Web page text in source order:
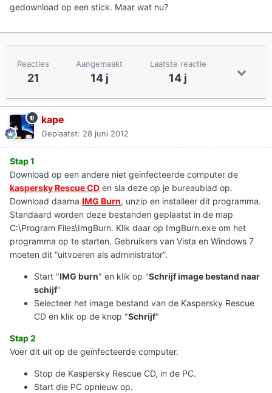
gedownload op een stick. Maar wat nu?
Reacties
21
Aangemaakt
14 j
Laatste reactie
14 j
kape
Geplaatst: 28 juni 2012
Stap 1
Download op een andere niet geïnfecteerde computer de
kaspersky Rescue CD en sla deze op je bureaublad op.
Download daarna IMG Burn, unzip en installeer dit programma.
Standaard worden deze bestanden geplaatst in de map
C:\Program Files\ImgBurn. Klik daar op ImgBurn.exe om het
programma op te starten. Gebruikers van Vista en Windows 7
moeten dit “uitvoeren als administrator”.
Start "IMG burn" en klik op "Schrijf image bestand naar
schijf"
Selecteer het image bestand van de Kaspersky Rescue
CD en klik op de knop "Schrijf"
Stap 2
Voer dit uit op de geïnfecteerde computer.
Stop de Kaspersky Rescue CD, in de PC.
Start die PC opnieuw op.